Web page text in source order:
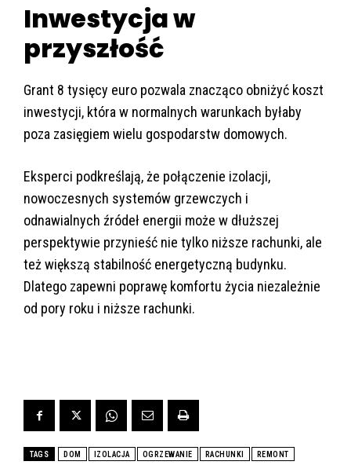
Inwestycja w
przyszłość
Grant 8 tysięcy euro pozwala znacząco obniżyć koszt
inwestycji, która w normalnych warunkach byłaby
poza zasięgiem wielu gospodarstw domowych.
Eksperci podkreślają, że połączenie izolacji,
nowoczesnych systemów grzewczych i
odnawialnych źródeł energii może w dłuższej
perspektywie przynieść nie tylko niższe rachunki, ale
też większą stabilność energetyczną budynku.
Dlatego zapewni poprawę komfortu życia niezależnie
od pory roku i niższe rachunki.
TAGS DOM IZOLACJA OGRZEWANIE RACHUNKI REMONT